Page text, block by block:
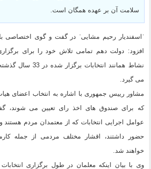
سلامت آن بر عهده همگان است.
ˈاسفندیار رحیم مشاییˈ در گفت و گوی اختصاصی با
افزود: دولت دهم تمامی تلاش خود را برای
نشاط همانند انتخابات
می گیرد.
مشاور رییس جمهوری با اشاره به انتخاب اعضای
که برای صندوق های اخذ رای تعیین می شوند،
عوامل اجرایی انتخابات که از معتمدان مردم هستند
حضور داشتند، اقشار مختلف مردمی از جمله
خواهند شد.
وی با بیان اینکه معلمان در طول برگزاری